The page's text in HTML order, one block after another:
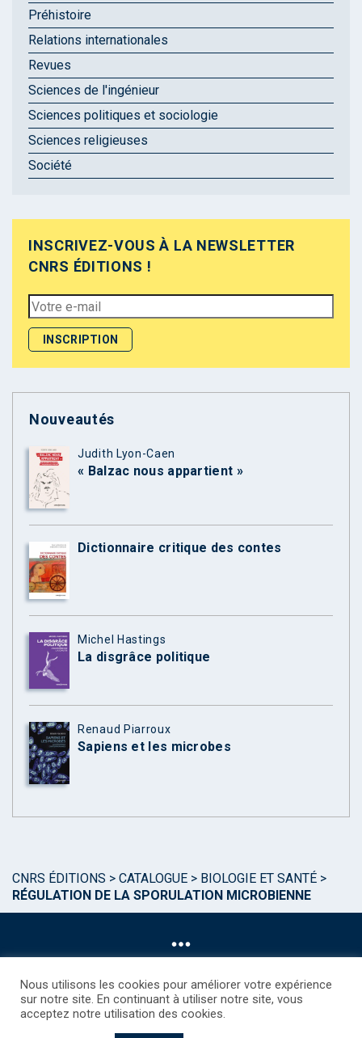
Préhistoire
Relations internationales
Revues
Sciences de l'ingénieur
Sciences politiques et sociologie
Sciences religieuses
Société
INSCRIVEZ-VOUS À LA NEWSLETTER
CNRS ÉDITIONS !
Nouveautés
Judith Lyon-Caen
« Balzac nous appartient »
Dictionnaire critique des contes
Michel Hastings
La disgrâce politique
Renaud Piarroux
Sapiens et les microbes
CNRS ÉDITIONS > CATALOGUE > BIOLOGIE ET SANTÉ >
RÉGULATION DE LA SPORULATION MICROBIENNE
©CNRS EDITIONS 2025
Nous utilisons les cookies pour améliorer votre expérience
sur notre site. En continuant à utiliser notre site, vous
acceptez notre utilisation des cookies.